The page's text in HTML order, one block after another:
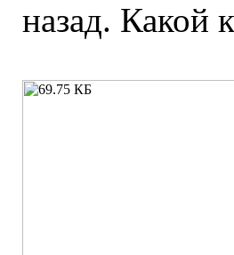
назад. Какой